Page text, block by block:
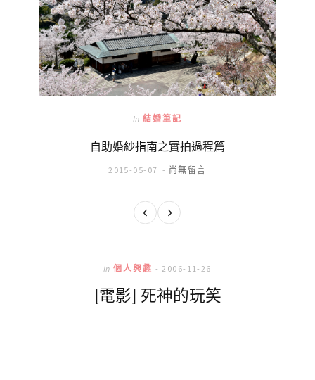
In 結婚筆記
自助婚紗指南之實拍過程篇
2015-05-07 尚無留言
In 個人興趣 2006-11-26
[電影] 死神的玩笑